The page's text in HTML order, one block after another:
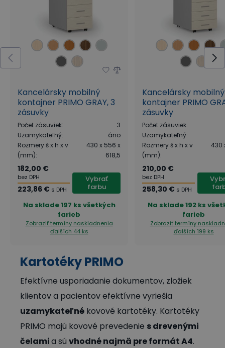
Kancelársky mobilný
kontajner PRIMO GRAY, 3
zásuvky
Počet zásuviek:
3
Uzamykateľný:
áno
Rozmery š x h x v
(mm):
430 x 556 x
618,5
182,00 €
bez DPH
223,86 € s DPH
Vybrať
farbu
Na sklade197 ks všetkých
farieb
Zobraziť termíny naskladnenia
ďalších 44 ks
Kancelársky mobilný
kontajner PRIMO
zásuvky
Počet zásuviek:
Uzamykateľný:
Rozmery š x h x v
(mm):
430
210,00 €
bez DPH
258,30 € s DPH
Na sklade192 ks
farieb
Zobraziť termíny
ďalších 199 ks
Kartotéky PRIMO
Efektívne usporiadanie dokumentov, zložiek
klientov a pacientov efektívne vyriešia
uzamykateľné kovové kartotéky. Kartotéky
PRIMO majú kovové prevedenie s drevenými
čelamia sú vhodné najmä pre formát A4.